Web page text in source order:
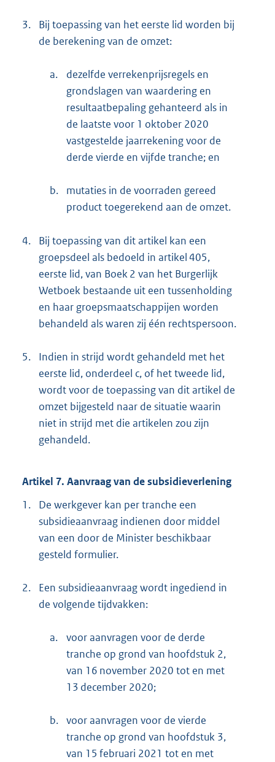
3.
Bij toepassing van het eerste lid worden bij
de berekening van de omzet:
a.
dezelfde verrekenprijsregels en
grondslagen van waardering en
resultaatbepaling gehanteerd als in
de laatste voor 1 oktober 2020
vastgestelde jaarrekening voor de
derde vierde en vijfde tranche; en
b.
mutaties in de voorraden gereed
product toegerekend aan de omzet.
4.
Bij toepassing van dit artikel kan een
groepsdeel als bedoeld in artikel 405,
eerste lid, van Boek 2 van het Burgerlijk
Wetboek bestaande uit een tussenholding
en haar groepsmaatschappijen worden
behandeld als waren zij één rechtspersoon.
5.
Indien in strijd wordt gehandeld met het
eerste lid, onderdeel c, of het tweede lid,
wordt voor de toepassing van dit artikel de
omzet bijgesteld naar de situatie waarin
niet in strijd met die artikelen zou zijn
gehandeld.
Artikel 7. Aanvraag van de subsidieverlening
1.
De werkgever kan per tranche een
subsidieaanvraag indienen door middel
van een door de Minister beschikbaar
gesteld formulier.
2.
Een subsidieaanvraag wordt ingediend in
de volgende tijdvakken:
a.
voor aanvragen voor de derde
tranche op grond van hoofdstuk 2,
van 16 november 2020 tot en met
13 december 2020;
b. voor aanvragen voor de vierde
tranche op grond van hoofdstuk 3,
van 15 februari 2021 tot en met